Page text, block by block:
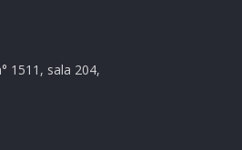
1511, sala 204,